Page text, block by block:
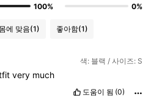
100%
0%
몸에 맞음(1) 좋아함(1)
색: 블랙 / 사이즈: S
very much
도움이 됨 (0)